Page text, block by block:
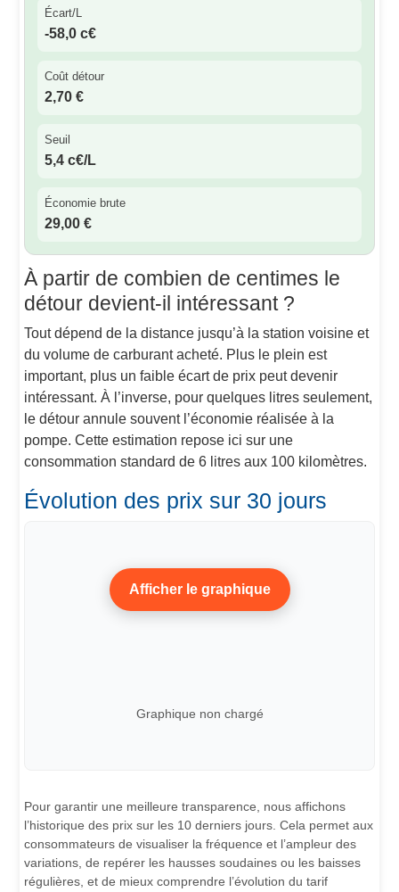
Écart/L
-58,0 c€
Coût détour
2,70 €
Seuil
5,4 c€/L
Économie brute
29,00 €
À partir de combien de centimes le
détour devient-il intéressant ?
Tout dépend de la distance jusqu’à la station voisine et
du volume de carburant acheté. Plus le plein est
important, plus un faible écart de prix peut devenir
intéressant. À l’inverse, pour quelques litres seulement,
le détour annule souvent l’économie réalisée à la
pompe. Cette estimation repose ici sur une
consommation standard de 6 litres aux 100 kilomètres.
Évolution des prix sur 30 jours
Afficher le graphique
Graphique non chargé
Pour garantir une meilleure transparence, nous affichons
l’historique des prix sur les 10 derniers jours. Cela permet aux
consommateurs de visualiser la fréquence et l’ampleur des
variations, de repérer les hausses soudaines ou les baisses
régulières, et de mieux comprendre l’évolution du tarif